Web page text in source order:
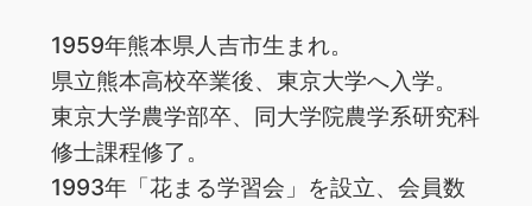
1959年熊本県人吉市生まれ。
県立熊本高校卒業後、東京大学へ入学。
東京大学農学部卒、同大学院農学系研究科
修士課程修了。
1993年「花まる学習会」を設立、会員数